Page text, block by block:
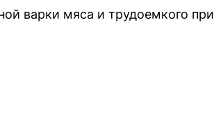
варки мяса и трудоемкого